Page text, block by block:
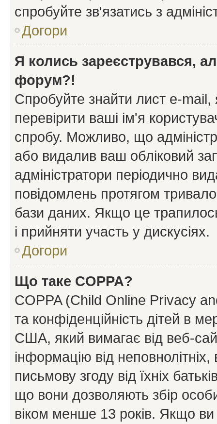
спробуйте зв'язатись з
Догори
Я колись зареєструвався,
форум?!
Спробуйте знайти лист e-mail,
перевірити ваші ім'я
спробу. Можливо, що
або видалив ваш обліковий
адміністратори періодично
повідомлень протягом
бази даних. Якщо це
і прийняти участь у дискусіях.
Догори
Що таке COPPA?
COPPA (Child Online Privacy
та конфіденційність дітей в
США, який вимагає від веб-
інформацію від
письмову згоду від їхніх
що вони дозволяють збір
віком менше 13 років. Якщо